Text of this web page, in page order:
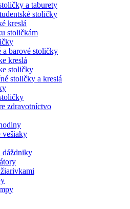
a taburety
stoličky
kreslá
stoličkám
a barové stoličky
kreslá
stoličky
stoličky a kreslá
zdravotníctvo
vešiaky
dáždniky